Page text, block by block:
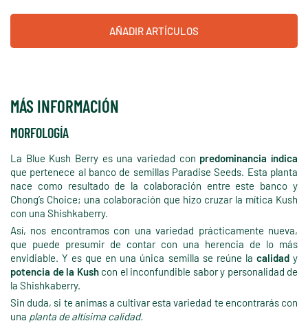
AÑADIR ARTÍCULOS
MÁS INFORMACIÓN
MORFOLOGÍA
La Blue Kush Berry es una variedad con predominancia índica
que pertenece al banco de semillas Paradise Seeds. Esta planta
nace como resultado de la colaboración entre este banco y
Chong’s Choice; una colaboración que hizo cruzar la mítica Kush
con una Shishkaberry.
Así, nos encontramos con una variedad prácticamente nueva,
que puede presumir de contar con una herencia de lo más
envidiable. Y es que en una única semilla se reúne la calidady
potencia de la Kushcon el inconfundible sabor y personalidad de
la Shishkaberry.
Sin duda, si te animas a cultivar esta variedad te encontrarás con
una planta de altísima calidad.